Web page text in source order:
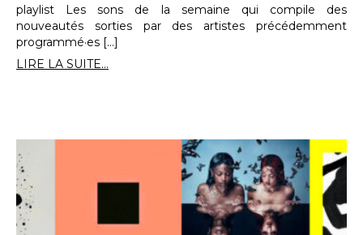
playlist Les sons de la semaine qui compile des
nouveautés sorties par des artistes précédemment
programmé·es […]
LIRE LA SUITE...